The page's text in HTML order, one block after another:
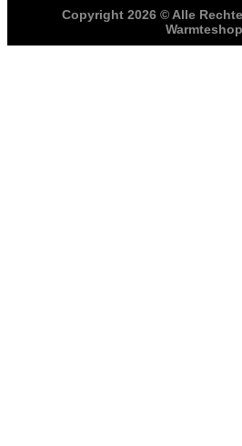
Copyright 2026 © Alle
Warmteshop